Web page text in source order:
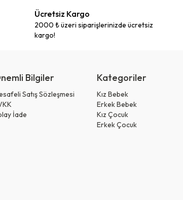
Ücretsiz Kargo
2000 ₺ üzeri siparişlerinizde ücretsiz
kargo!
Bilgiler
Satış Sözleşmesi
İade
Kategoriler
Kız Bebek
Erkek Bebek
Kız Çocuk
Erkek Çocuk